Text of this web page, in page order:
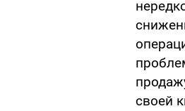
своей